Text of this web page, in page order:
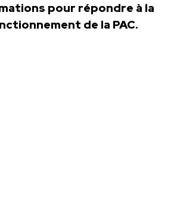
pour répondre à la
de la PAC.